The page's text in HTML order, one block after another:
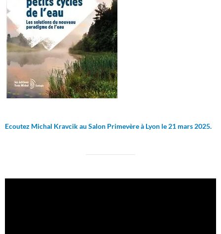
Ecoutez Michal Kravcik au Salon Primevère à Lyon le 21 mars 2025.